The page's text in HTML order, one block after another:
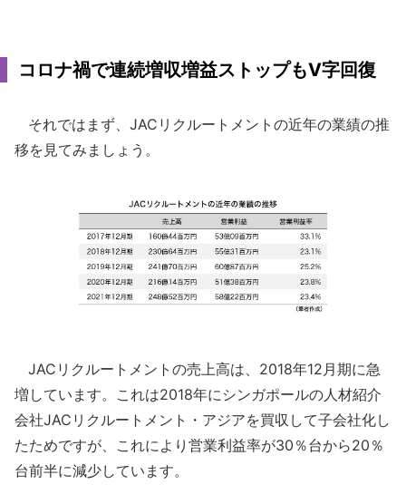
コロナ禍で連続増収増益ストップもV字回復
それではまず、JACリクルートメントの近年の業績の推
移を見てみましょう。
JACリクルートメントの売上高は、2018年12月期に急
増しています。これは2018年にシンガポールの人材紹介
会社JACリクルートメント・アジアを買収して子会社化し
たためですが、これにより営業利益率が30％台から20％
台前半に減少しています。